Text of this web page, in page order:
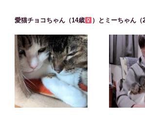
愛猫チョコちゃん（14歳 ）とミーちゃん（